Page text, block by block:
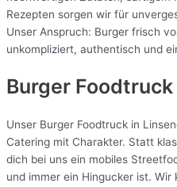
Rezepten sorgen wir für
Unser Anspruch: Burger frisch
unkompliziert, authentisch und
Burger
Unser Burger Foodtruck in
Catering mit Charakter. Statt
dich bei uns ein mobiles
und immer ein Hingucker ist.